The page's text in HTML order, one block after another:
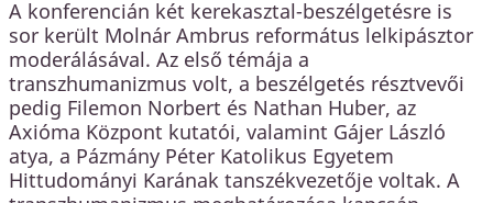
A konferencián két kerekasztal-beszélgetésre is
sor került Molnár Ambrus református lelkipásztor
moderálásával. Az első témája a
transzhumanizmus volt, a beszélgetés résztvevői
pedig Filemon Norbert és Nathan Huber, az
Axióma Központ kutatói, valamint Gájer László
atya, a Pázmány Péter Katolikus Egyetem
Hittudományi Karának tanszékvezetője voltak. A